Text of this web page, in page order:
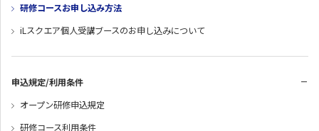
研修コースお申し込み方法
iLスクエア個人受講ブースのお申し込みについて
申込規定/利用条件
オープン研修申込規定
研修コース利用条件